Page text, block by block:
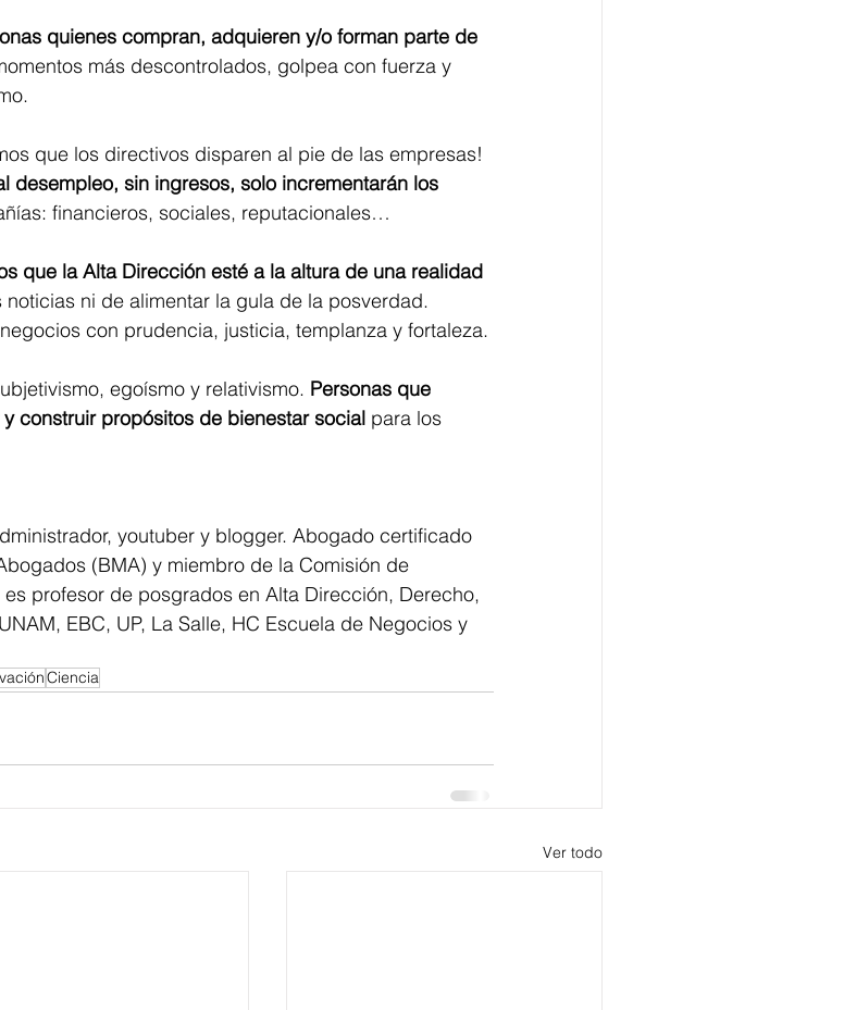
quienes compran, adquieren y/o forman parte de
más descontrolados, golpea con fuerza y
que los directivos disparen al pie de las empresas!
desempleo, sin ingresos, solo incrementarán los
financieros, sociales, reputacionales…
que la Alta Dirección esté a la altura de una realidad
noticias ni de alimentar la gula de la posverdad.
con prudencia, justicia, templanza y fortaleza.
egoísmo y relativismo. Personas que
construir propósitos de bienestar social para los
youtuber y blogger. Abogado certificado
(BMA) y miembro de la Comisión de
profesor de posgrados en Alta Dirección, Derecho,
EBC, UP, La Salle, HC Escuela de Negocios y
Ciencia
Ver todo